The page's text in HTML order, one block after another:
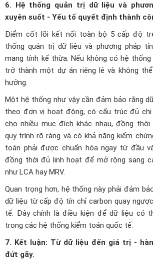
6. Hệ thống quản trị dữ liệu và
xuyên suốt - Yếu tố quyết định thành
Điểm cốt lõi kết nối toàn bộ 5 cấp độ
thống quản trị dữ liệu và phương pháp
mang tính kế thừa. Nếu không có hệ
trở thành một dự án riêng lẻ và không
hưởng.
Một hệ thống như vậy cần đảm bảo rằng
theo đơn vị hoạt động, có cấu trúc đủ
cho nhiều mục đích khác nhau, đồng
quy trình rõ ràng và có khả năng kiểm
toán phải được chuẩn hóa ngay từ đầu
đồng thời đủ linh hoạt để mở rộng sang
như LCA hay MRV.
Quan trọng hơn, hệ thống này phải đảm
dữ liệu từ cấp độ tín chỉ carbon quay
tế. Đây chính là điều kiện để dữ liệu có
trong các hệ thống kiểm toán quốc tế.
7. Kết luận: Từ dữ liệu đến giá trị -
đứt gãy.